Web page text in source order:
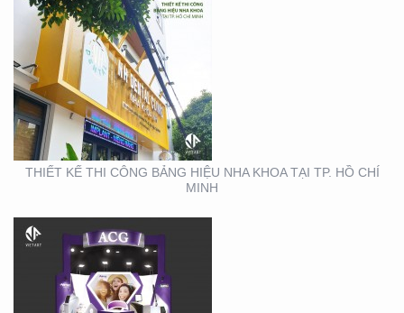
THIẾT KẾ THI CÔNG BẢNG HIỆU NHA KHOA TẠI TP. HỒ CHÍ
MINH
THIẾT KẾ THI CÔNG
GIAN HÀNG ACG –
TRIỂN LÃM NHA KHOA
THIẾT KẾ THI CÔNG
GIAN HÀNG REAL EMS